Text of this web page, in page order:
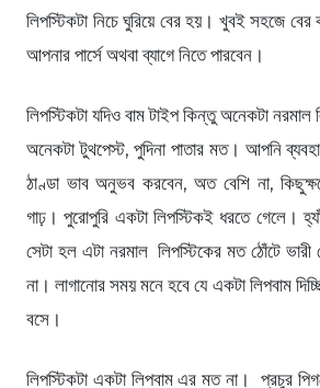
লিপস্টিকটা নিচে ঘুরিয়ে বের হয়। খুবই সহজে
আপনার পার্সে অথবা ব্যাগে নিতে পারবেন।
লিপস্টিকটা যদিও বাম টাইপ কিন্তু অনেকটা
অনেকটা টুথপেস্ট, পুদিনা পাতার মত। আপনি
ঠাণ্ডা ভাব অনুভব করবেন, অত বেশি না,
গাঢ়। পুরোপুরি একটা লিপস্টিকই ধরতে গেলে।
সেটা হল এটা নরমাল লিপস্টিকের মত ঠোঁটে
না। লাগানোর সময় মনে হবে যে একটা লিপবাম
বসে।
লিপস্টিকটা একটা লিপবাম এর মত না। প্রচুর